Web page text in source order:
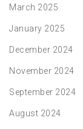
March 2025
January 2025
December 2024
November 2024
September 2024
August 2024